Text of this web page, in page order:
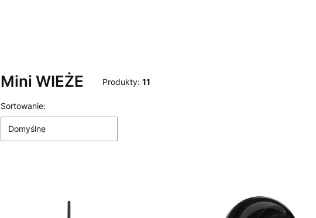
Mini WIEŻE Produkty: 11
Lista produktów
Sortowanie:
Domyślne